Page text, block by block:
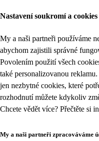
Nastavení soukromí a cookies
My a naši partneři používáme
abychom zajistili správné
Povolením použití všech
také personalizovanou
jen nezbytné cookies, které
rozhodnutí můžete kdykoliv
Chcete vědět více? Přečtěte si
My a naši partneři zpracováváme